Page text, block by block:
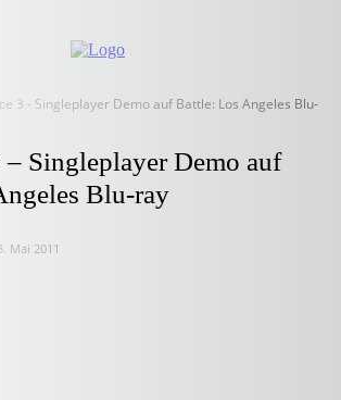
3 - Singleplayer Demo auf Battle: Los Angeles Blu-
– Singleplayer Demo auf
Blu-ray
Mai 2011